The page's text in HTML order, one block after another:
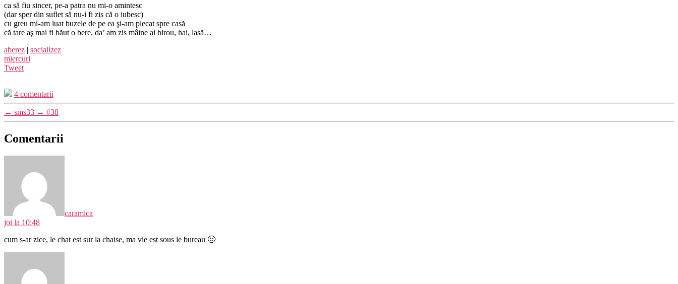
ca să fiu sincer, pe-a patra nu mi-o amintesc
(dar sper din suflet să nu-i fi zis că o iubesc)
cu greu mi-am luat buzele de pe ea şi-am plecat spre casă
că tare aş mai fi băut o bere, da’ am zis mâine ai birou, hai, lasă…
aberez | socializez
miercuri
Tweet
4 comentarii
← sms33 → #38
Comentarii
caramica
joi la 10:48
cum s-ar zice, le chat est sur la chaise, ma vie est sous le bureau 🙂